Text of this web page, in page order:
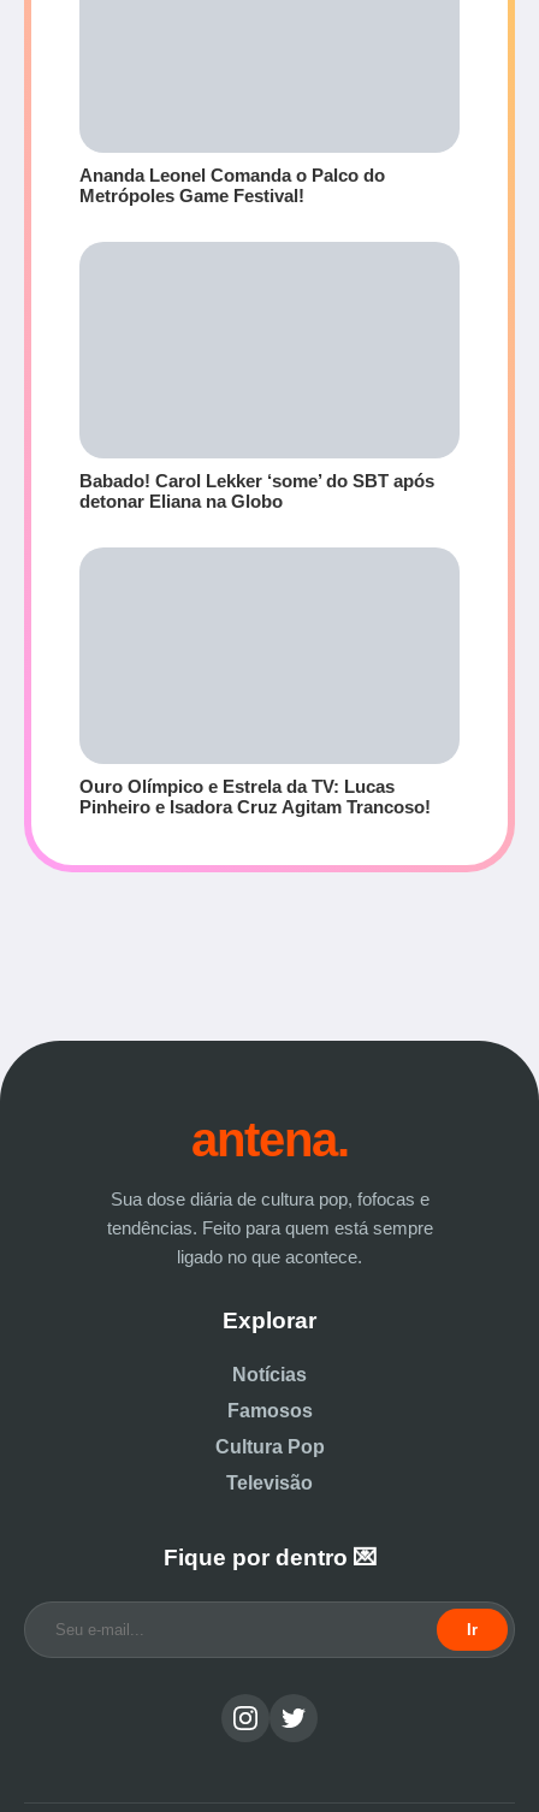
Ananda Leonel Comanda o Palco do
Metrópoles Game Festival!
Babado! Carol Lekker ‘some’ do SBT após
detonar Eliana na Globo
Ouro Olímpico e Estrela da TV: Lucas
Pinheiro e Isadora Cruz Agitam Trancoso!
antena.
Sua dose diária de cultura pop, fofocas e
tendências. Feito para quem está sempre
ligado no que acontece.
Explorar
Notícias
Famosos
Cultura Pop
Televisão
Fique por dentro 💌
Ir